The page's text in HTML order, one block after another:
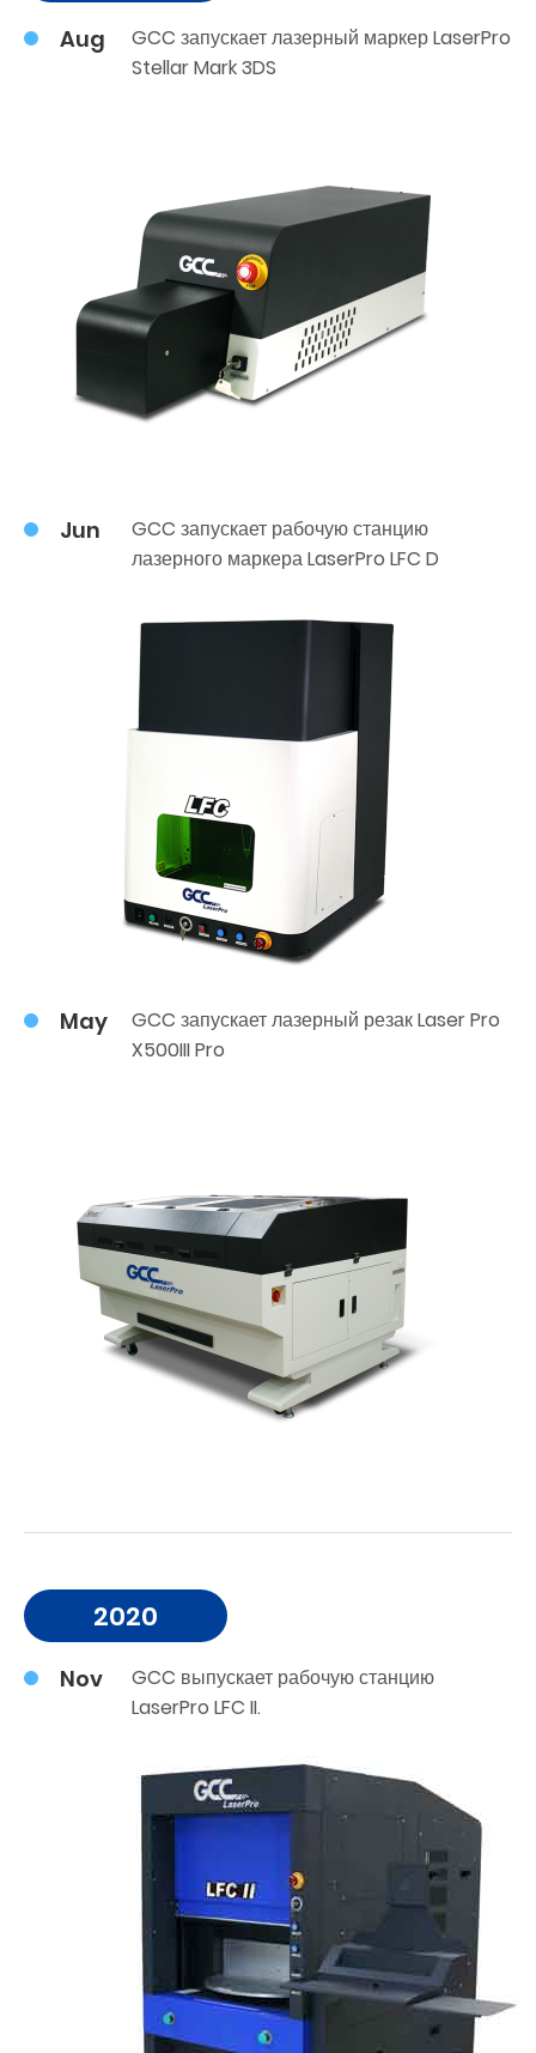
Aug
GCC запускает лазерный маркер LaserPro
Stellar Mark 3DS
Jun
GCC запускает рабочую станцию
лазерного маркера LaserPro LFC D
May
GCC запускает лазерный резак Laser Pro
X500III Pro
2020
Nov
GCC выпускает рабочую станцию
LaserPro LFC II.